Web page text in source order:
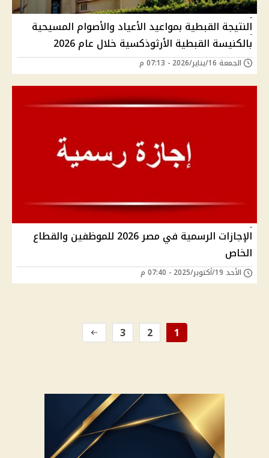
النتيجة القبطية بمواعيد الأعياد والأصوام المسيحية
بالكنيسة القبطية الأرثوذكسية خلال عام 2026
الجمعة 16/يناير/2026 - 07:13 م
الإجازات الرسمية في مصر 2026 للموظفين والقطاع
الخاص
الأحد 19/أكتوبر/2025 - 07:40 م
1
2
3